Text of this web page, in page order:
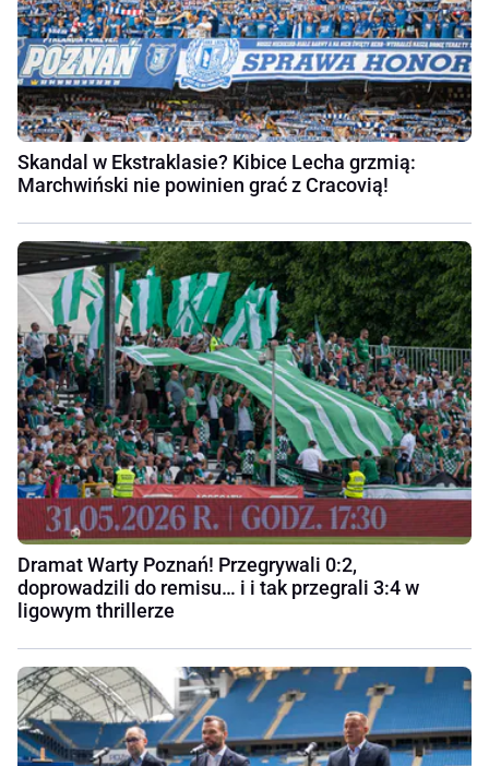
Skandal w Ekstraklasie? Kibice Lecha grzmią:
Marchwiński nie powinien grać z Cracovią!
Dramat Warty Poznań! Przegrywali 0:2,
doprowadzili do remisu… i i tak przegrali 3:4 w
ligowym thrillerze